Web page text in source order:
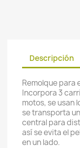
Descripción
Remolque para
Incorpora 3
motos, se usan
se transporta
central para
así se evita el
en un lado.